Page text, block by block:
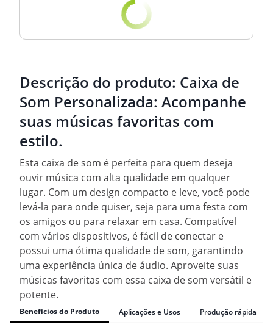
Descrição do produto: Caixa de
Som Personalizada: Acompanhe
suas músicas favoritas com
estilo.
Esta caixa de som é perfeita para quem deseja
ouvir música com alta qualidade em qualquer
lugar. Com um design compacto e leve, você pode
levá-la para onde quiser, seja para uma festa com
os amigos ou para relaxar em casa. Compatível
com vários dispositivos, é fácil de conectar e
possui uma ótima qualidade de som, garantindo
uma experiência única de áudio. Aproveite suas
músicas favoritas com essa caixa de som versátil e
potente.
Benefícios do Produto Aplicações e Usos Produção rápida